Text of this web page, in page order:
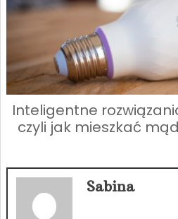
Inteligentne
czyli jak mieszkać
Sabina